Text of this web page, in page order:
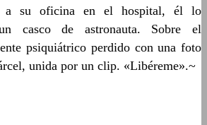
a su oficina en el hospital, él lo
casco de astronauta. Sobre el
psiquiátrico perdido con una foto
unida por un clip. «Libéreme».~